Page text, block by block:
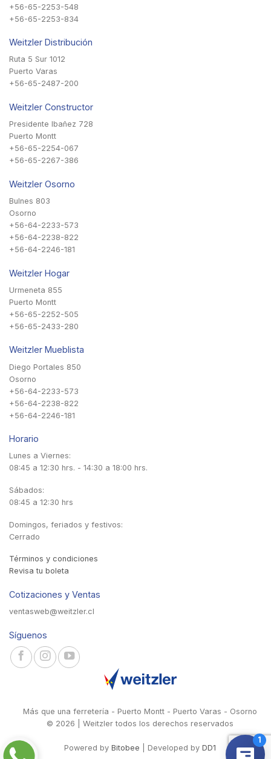
+56-65-2253-548
+56-65-2253-834
Weitzler Distribución
Ruta 5 Sur 1012
Puerto Varas
+56-65-2487-200
Weitzler Constructor
Presidente Ibañez 728
Puerto Montt
+56-65-2254-067
+56-65-2267-386
Weitzler Osorno
Bulnes 803
Osorno
+56-64-2233-573
+56-64-2238-822
+56-64-2246-181
Weitzler Hogar
Urmeneta 855
Puerto Montt
+56-65-2252-505
+56-65-2433-280
Weitzler Mueblista
Diego Portales 850
Osorno
+56-64-2233-573
+56-64-2238-822
+56-64-2246-181
Horario
Lunes a Viernes:
08:45 a 12:30 hrs. - 14:30 a 18:00 hrs.
Sábados:
08:45 a 12:30 hrs
Domingos, feriados y festivos:
Cerrado
Términos y condiciones
Revisa tu boleta
Cotizaciones y Ventas
ventasweb@weitzler.cl
Síguenos
Más que una ferretería - Puerto Montt - Puerto Varas - Osorno
© 2026 | Weitzler todos los derechos reservados
Powered by Bitobee | Developed by DD1